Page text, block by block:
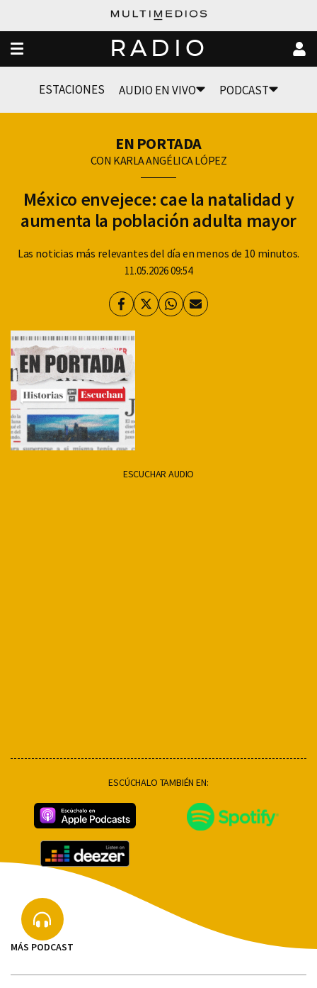
RADIO
ESTACIONES AUDIO EN VIVO PODCAST
EN PORTADA
CON KARLA ANGÉLICA LÓPEZ
México envejece: cae la natalidad y
aumenta la población adulta mayor
Las noticias más relevantes del día en menos de 10 minutos.
11.05.2026 09:54
Facebook
TwitterWhatsapp
Enviar
ESCUCHAR AUDIO
ESCÚCHALO TAMBIÉN EN:
MÁS PODCAST